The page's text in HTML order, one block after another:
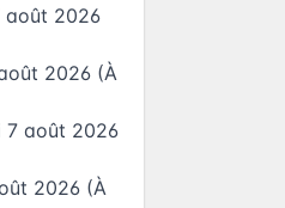
août 2026
2026 (À
7 août 2026
2026 (À